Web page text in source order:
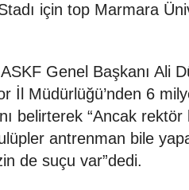
için top Marmara
Genel Başkanı Ali
İl Müdürlüğü’nden 6
belirterek “Ancak
antrenman bile
de suçu var”dedi.